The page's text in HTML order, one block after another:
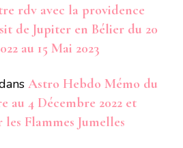
rdv avec la providence
de Jupiter en Bélier du 20
au 15 Mai 2023
Astro Hebdo Mémo du
au 4 Décembre 2022 et
Flammes Jumelles